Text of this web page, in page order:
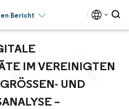
Bericht
IM VEREINIGTEN
UND M
– W